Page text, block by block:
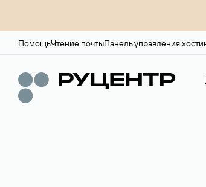
ПомощьЧтение почтыПанель управления